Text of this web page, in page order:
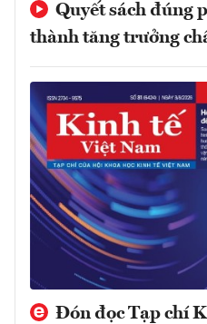
Quyết sách đúng
thành tăng trưởng
Đón đọc Tạp chí